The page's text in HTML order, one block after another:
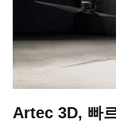
Artec 3D, 빠